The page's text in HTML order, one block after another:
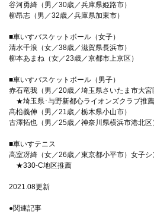
谷河勇綺（男／30歳／兵庫県姫路市）
柳昂志（男／32歳／兵庫県加東市）
■車いすバスケットボール（女子）
清水千浪（女／38歳／滋賀県長浜市）
柳本あまね（女／23歳／京都市上京区）
■車いすバスケットボール（男子）
赤石竜我（男／20歳／埼玉県さいたま市大宮
★埼玉県･与野新都心ライオンズクラブ推薦
髙柗義伸（男／21歳／栃木県小山市）
古澤拓也（男／25歳／神奈川県横浜市港北区
■車いすテニス
高室冴綺（女／26歳／東京都小平市）女子
★330-C地区推薦
2021.08更新
●関連記事